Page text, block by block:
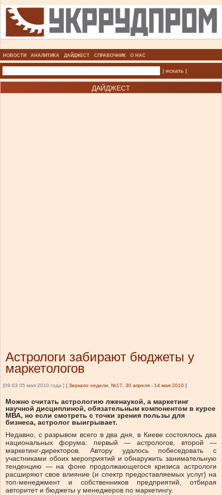
НОВОСТИ АНАЛИТИКА ДАЙДЖЕСТ СПРАВОЧНИК О НАС
| искать |
ДАЙДЖЕСТ
Астрологи забирают бюджеты у
маркетологов
[09:03 05 мая 2010 года ] [ Зеркало недели, №17, 30 апреля - 14 мая 2010 ]
Можно считать астрологию лженаукой, а маркетинг
научной дисциплиной, обязательным компонентом в курсе
МВА, но если смотреть с точки зрения пользы для
бизнеса, астролог выигрывает.
Недавно, с разрывом всего в два дня, в Киеве состоялось два
национальных форума: первый — астрологов, второй —
маркетинг-директоров. Автору удалось побеседовать с
участниками обоих мероприятий и обнаружить занимательную
тенденцию — на фоне продолжающегося кризиса астрологи
расширяют свое влияние (и спектр предоставляемых услуг) на
топ-менеджмент и собственников предприятий, отбирая
авторитет и бюджеты у менеджеров по маркетингу.